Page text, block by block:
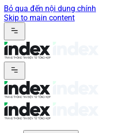
Bỏ qua đến nội dung chính
Skip to main content